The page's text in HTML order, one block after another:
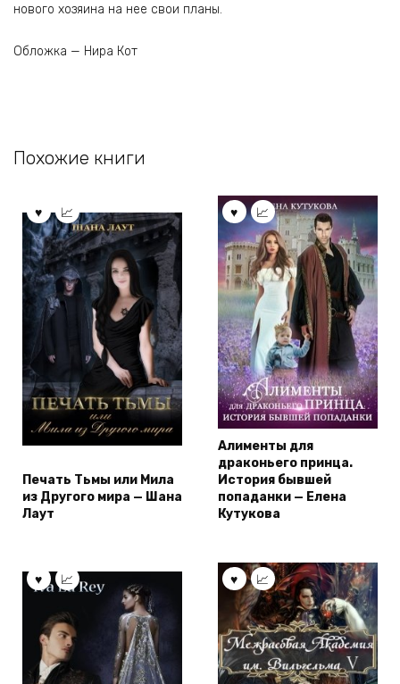
нового хозяина на нее свои планы.
Обложка — Нира Кот
Похожие книги
Печать Тьмы или Мила
из Другого мира — Шана
Лаут
Алименты для
драконьего принца.
История бывшей
попаданки — Елена
Кутукова